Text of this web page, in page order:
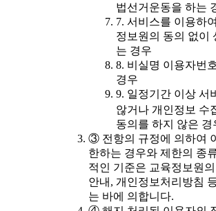
법선거운동을 하는
7. 서비스를 이용하
정보원의 동의 없이
는 경우
8. 비실명 이용자번
경우
9. 일정기간 이상 서
않거나 개인정보 수
동의를 하지 않은 경
③ 전항의 규정에 의하여
한하는 경우와 제한의 종
적인 기준은 교육정보원
안내, 개인정보처리방침
는 바에 의합니다.